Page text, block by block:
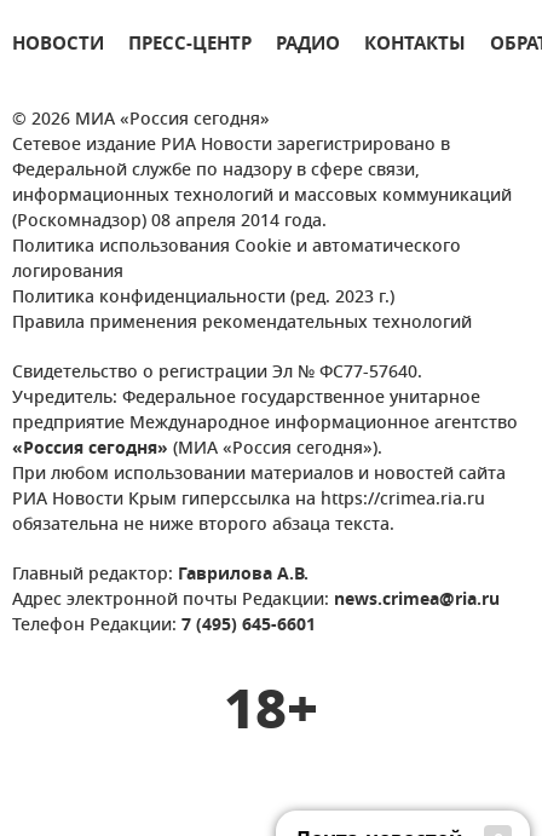
НОВОСТИ ПРЕСС-ЦЕНТР РАДИО КОНТАКТЫ
© 2026 МИА «Россия сегодня»
Сетевое издание РИА Новости зарегистрировано в
Федеральной службе по надзору в сфере связи,
информационных технологий и массовых коммуникаций
(Роскомнадзор) 08 апреля 2014 года.
Политика использования Cookie и автоматического
логирования
Политика конфиденциальности (ред. 2023 г.)
Правила применения рекомендательных технологий
Свидетельство о регистрации Эл № ФС77-57640.
Учредитель: Федеральное государственное унитарное
предприятие Международное информационное агентство
«Россия сегодня» (МИА «Россия сегодня»).
При любом использовании материалов и новостей сайта
РИА Новости Крым гиперссылка на https://crimea.ria.ru
обязательна не ниже второго абзаца текста.
Главный редактор: Гаврилова А.В.
Адрес электронной почты Редакции: news.crimea@ria.ru
Телефон Редакции: 7 (495) 645-6601
18+